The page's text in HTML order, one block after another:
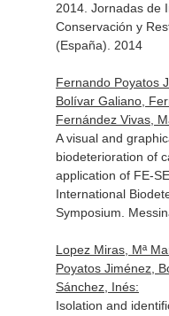
2014. Jornadas de
Conservación y
(España). 2014
Fernando Poyatos
Bolívar Galiano,
Fernández Vivas,
A visual and
biodeterioration of
application of FE-
International
Symposium.
Lopez Miras, Mª
Poyatos Jiménez,
Sánchez, Inés:
Isolation and